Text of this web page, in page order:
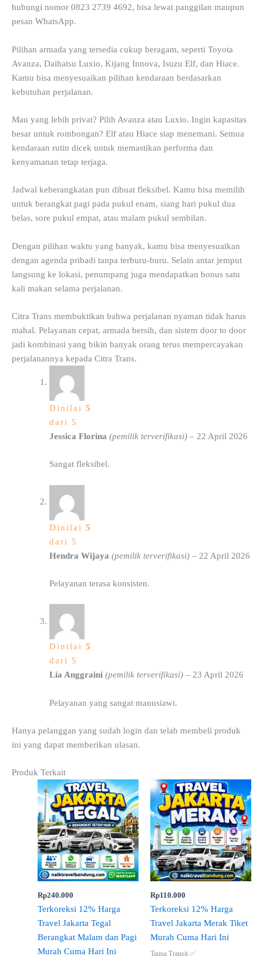
hubungi nomor 0823 2739 4692, bisa lewat panggilan maupun
pesan WhatsApp.
Pilihan armada yang tersedia cukup beragam, seperti Toyota
Avanza, Daihatsu Luxio, Kijang Innova, Isuzu Elf, dan Hiace.
Kamu bisa menyesuaikan pilihan kendaraan berdasarkan
kebutuhan perjalanan.
Mau yang lebih privat? Pilih Avanza atau Luxio. Ingin kapasitas
besar untuk rombongan? Elf atau Hiace siap menemani. Semua
kendaraan rutin dicek untuk memastikan performa dan
kenyamanan tetap terjaga.
Jadwal keberangkatan pun dibuat fleksibel. Kamu bisa memilih
untuk berangkat pagi pada pukul enam, siang hari pukul dua
belas, sore pukul empat, atau malam pukul sembilan.
Dengan pilihan waktu yang banyak, kamu bisa menyesuaikan
dengan agenda pribadi tanpa terburu-buru. Selain antar jemput
langsung ke lokasi, penumpang juga mendapatkan bonus satu
kali makan selama perjalanan.
Citra Trans membuktikan bahwa perjalanan nyaman tidak harus
mahal. Pelayanan cepat, armada bersih, dan sistem door to door
jadi kombinasi yang bikin banyak orang terus mempercayakan
perjalanannya kepada Citra Trans.
Dinilai 5
dari 5
Jessica Florina (pemilik terverifikasi) – 22 April 2026
Sangat fleksibel.
Dinilai 5
dari 5
Hendra Wijaya (pemilik terverifikasi) – 22 April 2026
Pelayanan terasa konsisten.
Dinilai 5
dari 5
Lia Anggraini (pemilik terverifikasi) – 23 April 2026
Pelayanan yang sangat manusiawi.
Hanya pelanggan yang sudah login dan telah membeli produk
ini yang dapat memberikan ulasan.
Produk Terkait
Rp240.000
Terkoreksi 12% Harga
Travel Jakarta Tegal
Berangkat Malam dan Pagi
Murah Cuma Hari Ini
Rp110.000
Terkoreksi 12% Harga
Travel Jakarta Merak Tiket
Murah Cuma Hari Ini
Tanpa Transit ✅